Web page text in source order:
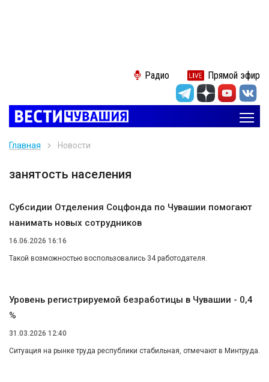
Радио Прямой эфир
Главная Новости
занятость населения
Субсидии Отделения Соцфонда по Чувашии помогают
нанимать новых сотрудников
16.06.2026 16:16
Такой возможностью воспользовались 34 работодателя.
Уровень регистрируемой безработицы в Чувашии - 0,4
%
31.03.2026 12:40
Ситуация на рынке труда республики стабильная, отмечают в Минтруда.